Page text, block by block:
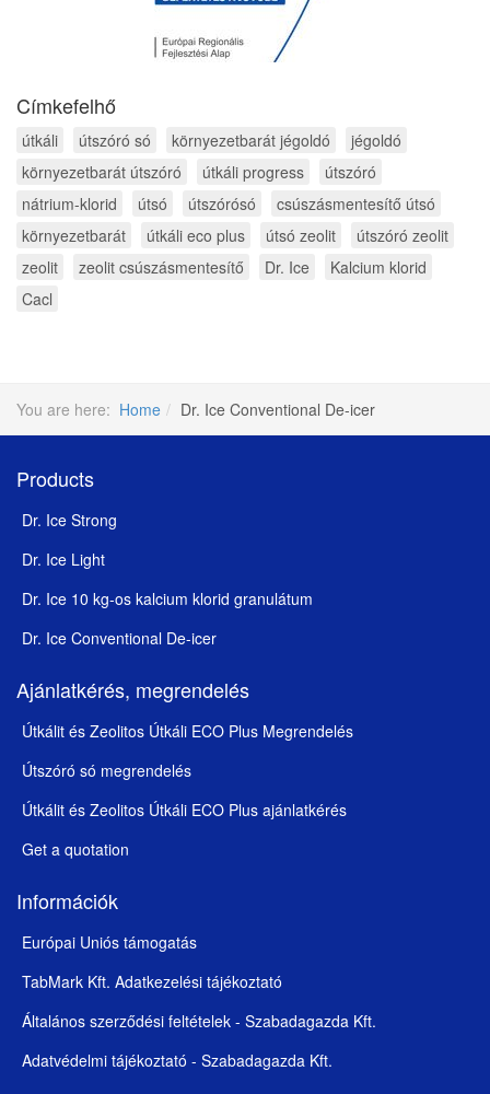
Címkefelhő
útkáli útszóró só környezetbarát jégoldó
jégoldó
környezetbarát útszóró
útkáli progress
útszóró
nátrium-klorid
útsó útszórósó
csúszásmentesítő útsó
környezetbarát
útkáli eco plus útsó zeolit
útszóró zeolit
zeolit
zeolit csúszásmentesítő Dr. Ice
Kalcium klorid
Cacl
You are here: Home Dr. Ice Conventional De-icer
Products
Dr. Ice Strong
Dr. Ice Light
Dr. Ice 10 kg-os kalcium klorid granulátum
Dr. Ice Conventional De-icer
Ajánlatkérés, megrendelés
Útkálit és Zeolitos Útkáli ECO Plus Megrendelés
Útszóró só megrendelés
Útkálit és Zeolitos Útkáli ECO Plus ajánlatkérés
Get a quotation
Információk
Európai Uniós támogatás
TabMark Kft. Adatkezelési tájékoztató
Általános szerződési feltételek - Szabadagazda Kft.
Adatvédelmi tájékoztató - Szabadagazda Kft.